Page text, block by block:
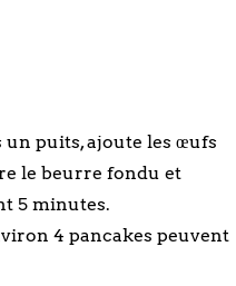
un puits, ajoute les œufs
le beurre fondu et
5 minutes.
4 pancakes peuvent